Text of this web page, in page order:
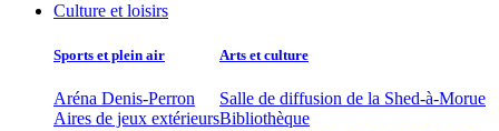
Culture et loisirs
Sports et plein air
Aréna Denis-Perron
Aires de jeux extérieurs
Arts et culture
Salle de diffusion de la Shed-à-Morue
Bibliothèque